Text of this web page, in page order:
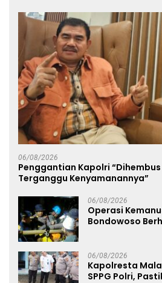
06/08/2026
Penggantian Kapolri “Dihembus
Terganggu Kenyamanannya”
06/08/2026
Operasi
Bondowoso
06/08/2026
Kapolresta
SPPG Polri,